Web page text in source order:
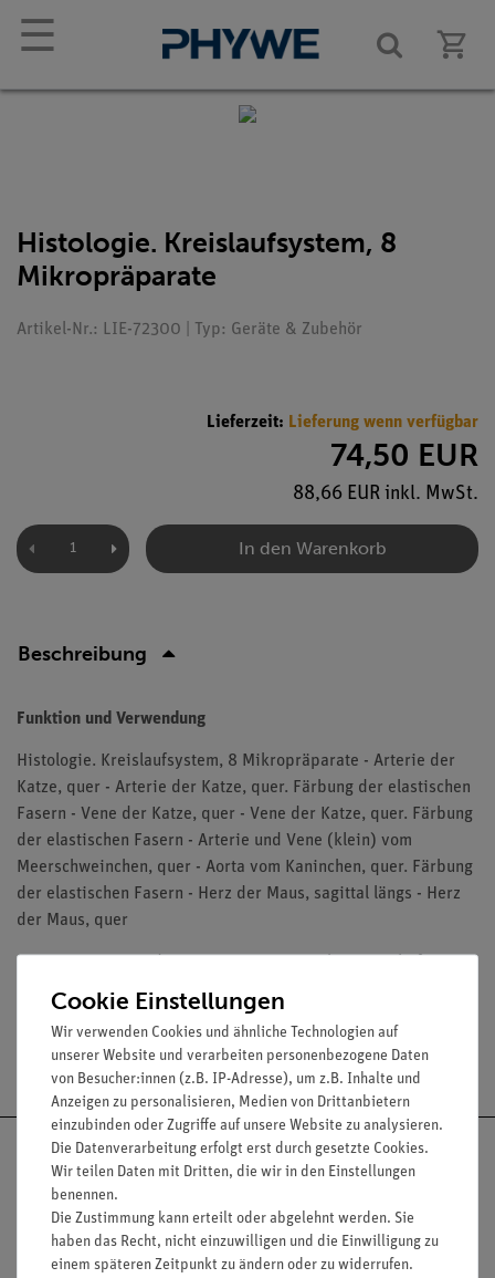
☰
Histologie. Kreislaufsystem, 8
Mikropräparate
Artikel-Nr.: LIE-72300 | Typ: Geräte & Zubehör
Lieferzeit: Lieferung wenn verfügbar
74,50 EUR
88,66 EUR inkl. MwSt.
In den Warenkorb
Beschreibung
Funktion und Verwendung
Histologie. Kreislaufsystem, 8 Mikropräparate - Arterie der
Katze, quer - Arterie der Katze, quer. Färbung der elastischen
Fasern - Vene der Katze, quer - Vene der Katze, quer. Färbung
der elastischen Fasern - Arterie und Vene (klein) vom
Meerschweinchen, quer - Aorta vom Kaninchen, quer. Färbung
der elastischen Fasern - Herz der Maus, sagittal längs - Herz
der Maus, quer
Versandkostenfrei ab 300,- €
Nach oben
Cookie Einstellungen
Wir verwenden Cookies und ähnliche Technologien auf
unserer Website und verarbeiten personenbezogene Daten
von Besucher:innen (z.B. IP-Adresse), um z.B. Inhalte und
Anzeigen zu personalisieren, Medien von Drittanbietern
einzubinden oder Zugriffe auf unsere Website zu analysieren.
Die Datenverarbeitung erfolgt erst durch gesetzte Cookies.
Wir teilen Daten mit Dritten, die wir in den Einstellungen
benennen.
Die Zustimmung kann erteilt oder abgelehnt werden. Sie
haben das Recht, nicht einzuwilligen und die Einwilligung zu
einem späteren Zeitpunkt zu ändern oder zu widerrufen.